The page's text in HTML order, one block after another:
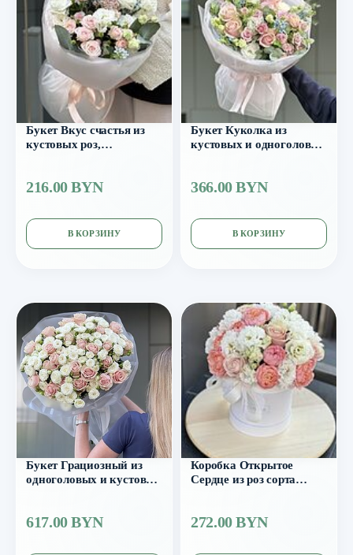
Букет Вкус счастья из
кустовых роз,
216.00 BYN
В КОРЗИНУ
Букет Куколка из
кустовых и одноголовых
эвкалипта
366.00 BYN
В КОРЗИНУ
Букет Грациозный из
одноголовых и кустовых
617.00 BYN
Коробка Открытое
Сердце из роз сорта
272.00 BYN